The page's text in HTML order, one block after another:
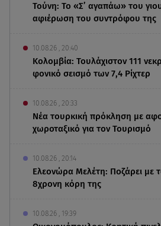
Τούνη: Το «Σ’ αγαπάω» του
αφιέρωση του συντρόφου της
10.08.26 , 20:40
Κολομβία: Τουλάχιστον 111
φονικό σεισμό των 7,4 Ρίχτερ
10.08.26 , 20:33
Νέα τουρκική πρόκληση με
χωροταξικό για τον Τουρισμό
10.08.26 , 20:14
Ελεονώρα Μελέτη: Ποζάρει με
8χρονη κόρη της
10.08.26 , 19:39